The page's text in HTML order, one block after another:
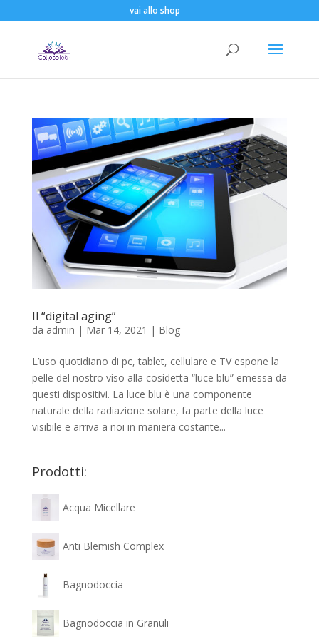
vai allo shop
Il “digital aging”
da admin | Mar 14, 2021 | Blog
L’uso quotidiano di pc, tablet, cellulare e TV espone la
pelle del nostro viso alla cosidetta “luce blu” emessa da
questi dispositivi. La luce blu è una componente
naturale della radiazione solare, fa parte della luce
visibile e arriva a noi in maniera costante...
Prodotti:
Acqua Micellare
Anti Blemish Complex
Bagnodoccia
Bagnodoccia in Granuli